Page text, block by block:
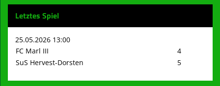
Letztes Spiel
25.05.2026 13:00
FC Marl III
4
SuS Hervest-Dorsten
5